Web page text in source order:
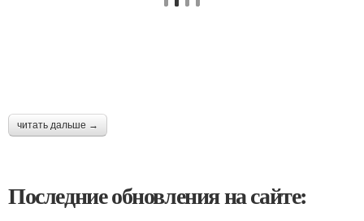
читать дальше →
Последние обновления на сайте: